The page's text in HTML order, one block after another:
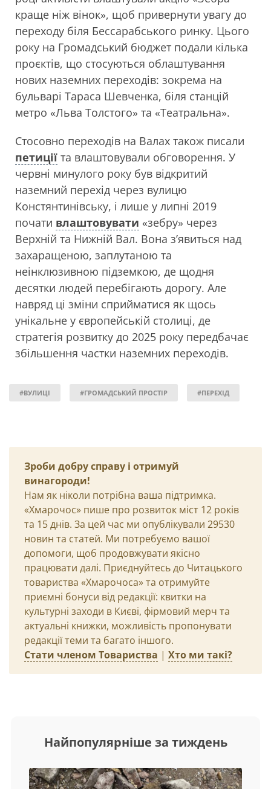
краще ніж вінок», щоб привернути увагу до
переходу біля Бессарабського ринку. Цього
року на Громадський бюджет подали кілька
проєктів, що стосуються облаштування
нових наземних переходів: зокрема на
бульварі Тараса Шевченка, біля станцій
метро «Льва Толстого» та «Театральна».
Стосовно переходів на Валах також писали
петиції та влаштовували обговорення. У
червні минулого року був відкритий
наземний перехід через вулицю
Констянтинівську, і лише у липні 2019
почати влаштовувати «зебру» через
Верхній та Нижній Вал. Вона з’явиться над
захаращеною, заплутаною та
неінклюзивною підземкою, де щодня
десятки людей перебігають дорогу. Але
навряд ці зміни сприйматися як щось
унікальне у європейській столиці, де
стратегія розвитку до 2025 року передбачає
збільшення частки наземних переходів.
#ВУЛИЦІ #ГРОМАДСЬКИЙ ПРОСТІР #ПЕРЕХІД
Зроби добру справу і отримуй
винагороди!
Нам як ніколи потрібна ваша підтримка.
«Хмарочос» пише про розвиток міст 12 років
та 15 днів. За цей час ми опублікували 29530
новин та статей. Ми потребуємо вашої
допомоги, щоб продовжувати якісно
працювати далі. Приєднуйтесь до Читацького
товариства «Хмарочоса» та отримуйте
приємні бонуси від редакції: квитки на
культурні заходи в Києві, фірмовий мерч та
актуальні книжки, можливість пропонувати
редакції теми та багато іншого.
Стати членом Товариства | Хто ми такі?
Найпопулярніше за тиждень